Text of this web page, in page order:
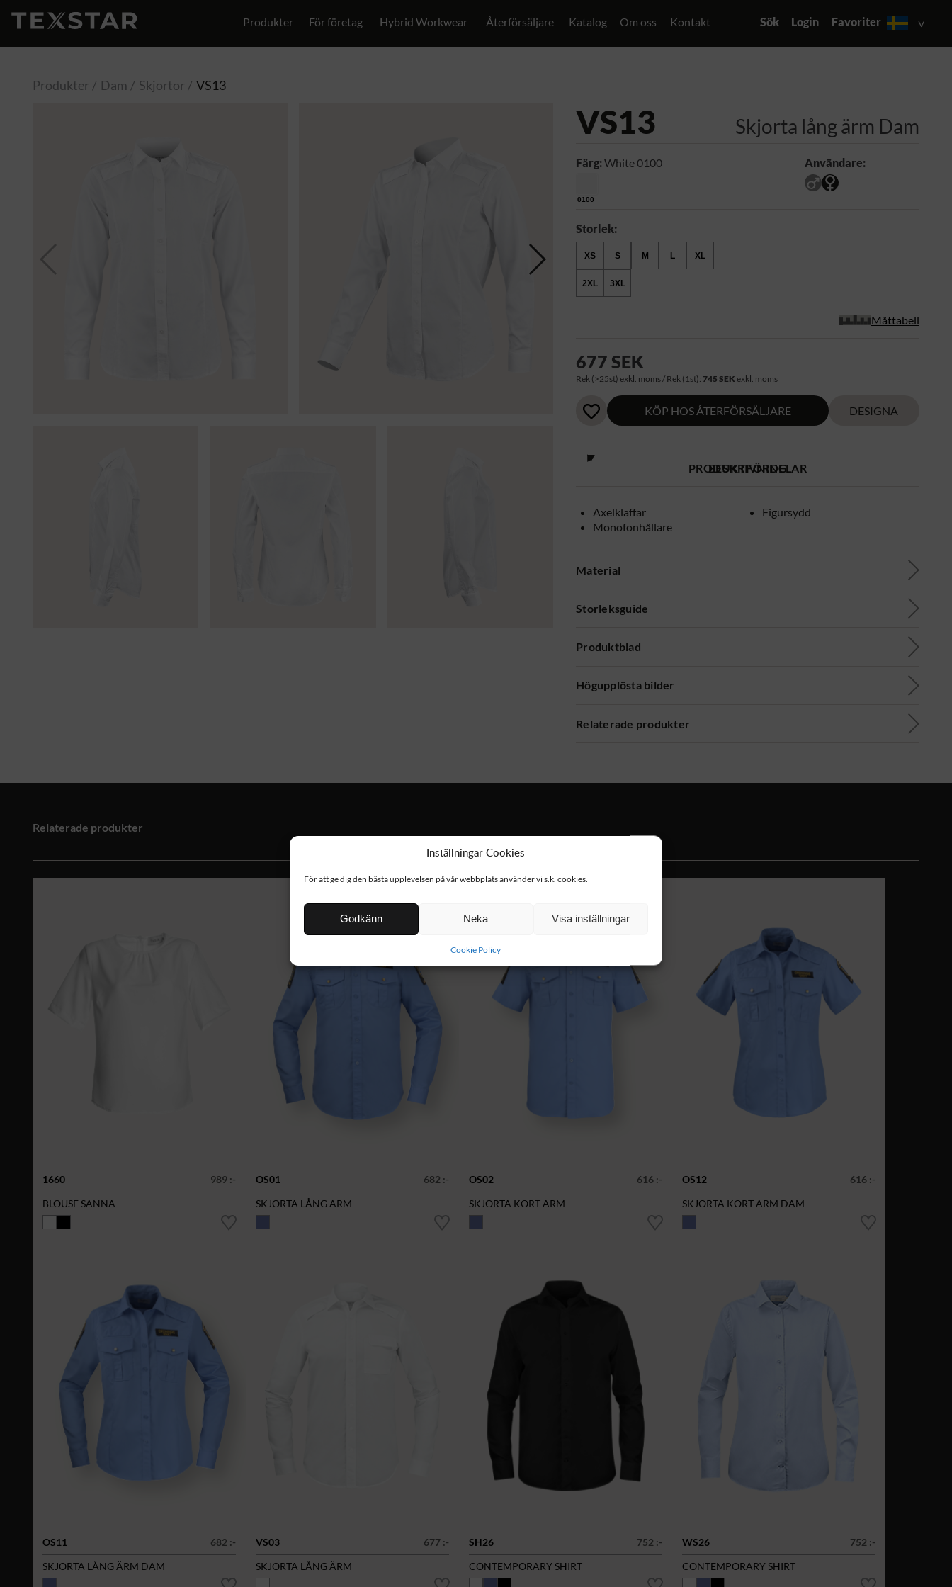
Inställningar Cookies
För att ge dig den bästa upplevelsen på vår webbplats använder vi s.k. cookies.
Godkänn Neka Visa inställningar
Cookie Policy
Produkter För företag Hybrid Workwear Återförsäljare Katalog Om oss Kontakt Sök Login Favoriter
Produkter Dam Skjortor VS13
VS13 Skjorta lång ärm Dam
Färg:White 0100
0100
Användare:
Storlek:
XS S M L XL
2XL 3XL
Måttabell
677 SEK
Rek (>25st) exkl. moms / Rek (1st):745 SEK exkl. moms
KÖP HOS ÅTERFÖRSÄLJARE DESIGNA
PRODUKTFÖRDELAR
Axelklaffar
Monofonhållare
Figursydd
BESKRIVNING
Material
Storleksguide
Produktblad
Högupplösta bilder
Relaterade produkter
Relaterade produkter
1660
989 :-
BLOUSE SANNA
OS01
682 :-
SKJORTA LÅNG ÄRM
OS02
616 :-
SKJORTA KORT ÄRM
OS12
616 :-
SKJORTA KORT ÄRM DAM
OS11
682 :-
SKJORTA LÅNG ÄRM DAM
VS03
677 :-
SKJORTA LÅNG ÄRM
SH26
752 :-
CONTEMPORARY SHIRT
WS26
752 :-
CONTEMPORARY SHIRT